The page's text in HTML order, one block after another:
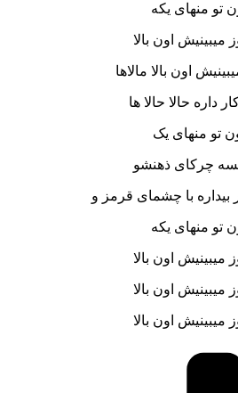
تو منهای یکه
میبینیش اون بالا
اون بالا مالاها
داره حالا حالا ها
تو منهای یک
چرکای ذهنشو
بیداره با چشمای قرمز و
تو منهای یکه
میبینیش اون بالا
میبینیش اون بالا
میبینیش اون بالا